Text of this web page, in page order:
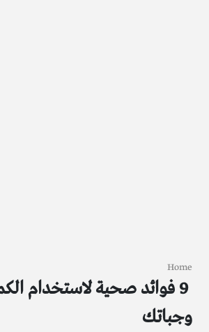
Home
9 فوائد صحية لاستخدام
وجباتك